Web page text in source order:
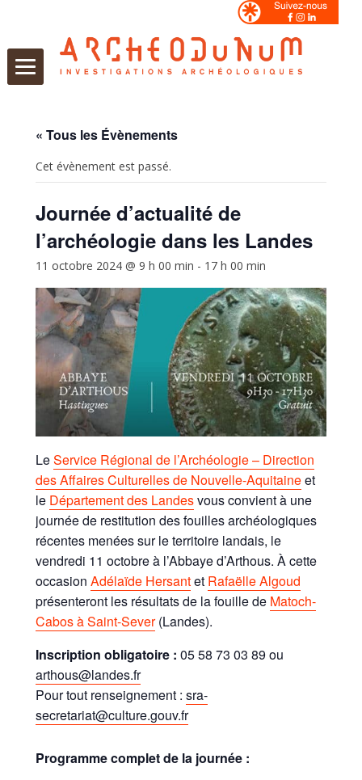
« Tous les Évènements
Cet évènement est passé.
Journée d’actualité de
l’archéologie dans les Landes
11 octobre 2024 @ 9 h 00 min - 17 h 00 min
LeService Régional de l’Archéologie – Direction
des Affaires Culturelles de Nouvelle-Aquitaineet
le Département des Landesvous convient à une
journée de restitution des fouilles archéologiques
récentes menées sur le territoire landais, le
vendredi 11 octobre à l’Abbaye d’Arthous. À cette
occasion Adélaïde Hersantet Rafaëlle Algoud
présenteront les résultats de la fouille de Matoch-
Cabos à Saint-Sever(Landes).
Inscription obligatoire : 05 58 73 03 89 ou
arthous@landes.fr
Pour tout renseignement : sra-
secretariat@culture.gouv.fr
Programme complet de la journée :